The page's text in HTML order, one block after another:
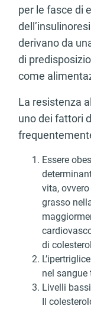
per le fasce di
derivano da
di
come
La resistenza
uno dei fattori
Essere
vita, ovvero
grasso
di
nel sangue
Livelli
Il